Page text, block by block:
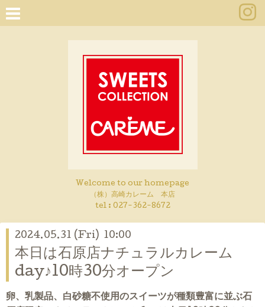
Welcome to our homepage
（株）高崎カレーム 本店
tel : 027-362-8672
2024.05.31 (Fri) 10:00
本日は石原店ナチュラルカレーム
day♪10時30分オープン
卵、乳製品、白砂糖不使用のスイーツが種類豊富に並ぶ石